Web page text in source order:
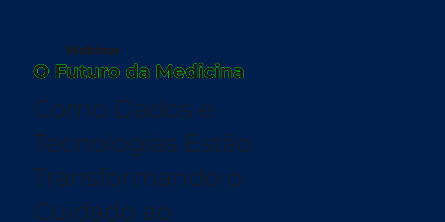
Webinar
O Futuro da Medicina
Como Dados e
Tecnologias Estão
Transformando o
Cuidado ao